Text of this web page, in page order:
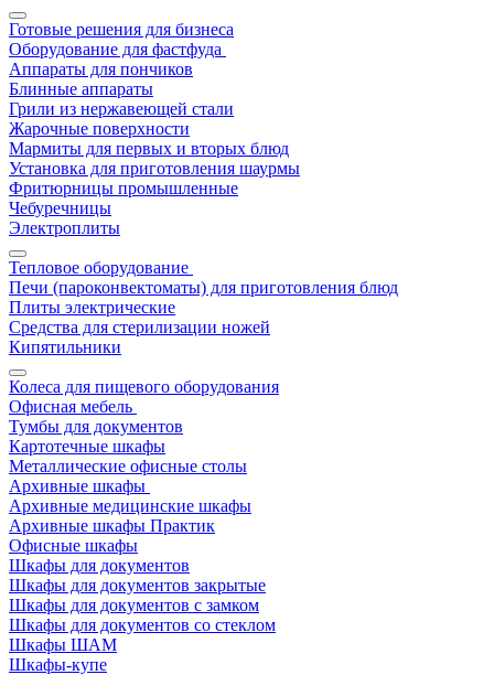
Готовые решения для бизнеса
Оборудование для фастфуда
Аппараты для пончиков
Блинные аппараты
Грили из нержавеющей стали
Жарочные поверхности
Мармиты для первых и вторых блюд
Установка для приготовления шаурмы
Фритюрницы промышленные
Чебуречницы
Электроплиты
Тепловое оборудование
Печи (пароконвектоматы) для приготовления блюд
Плиты электрические
Средства для стерилизации ножей
Кипятильники
Колеса для пищевого оборудования
Офисная мебель
Тумбы для документов
Картотечные шкафы
Металлические офисные столы
Архивные шкафы
Архивные медицинские шкафы
Архивные шкафы Практик
Офисные шкафы
Шкафы для документов
Шкафы для документов закрытые
Шкафы для документов с замком
Шкафы для документов со стеклом
Шкафы ШАМ
Шкафы-купе